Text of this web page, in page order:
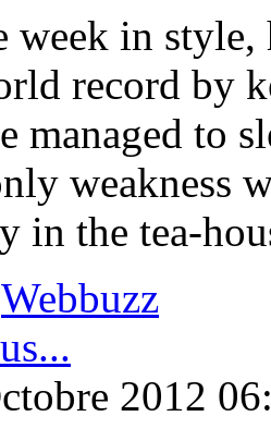
in style,
record by
managed to
weakness
in the tea-
Webbuzz
2012